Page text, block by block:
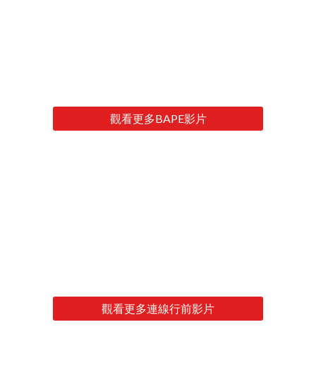
觀看更多BAPE影片
觀看更多連線行前影片